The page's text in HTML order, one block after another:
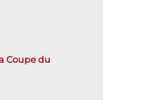
Coupe du